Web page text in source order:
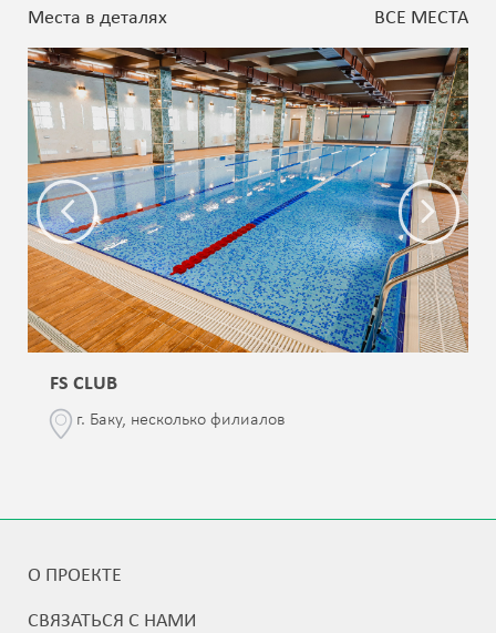
Места в деталях ВСЕ МЕСТА
FS CLUB
г. Баку, несколько филиалов
О ПРОЕКТЕ
СВЯЗАТЬСЯ С НАМИ